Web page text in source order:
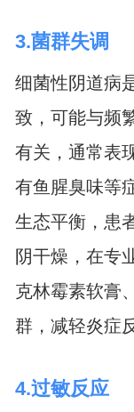
3.菌群失调
细菌性阴道病
致，可能与频
有关，通常表
有鱼腥臭味等
生态平衡，患
阴干燥，在专
克林霉素软膏
群，减轻炎症
4.过敏反应